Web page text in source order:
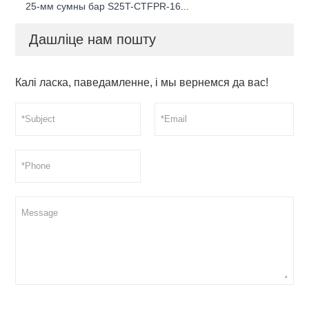
25-мм сумны бар S25T-CTFPR-16...
Дашліце нам пошту
Калі ласка, паведамленне, і мы вернемся да вас!